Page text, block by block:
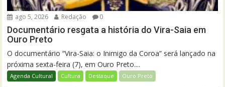
ago 5, 2026 Redação 0
Documentário resgata a história do Vira-Saia em
Ouro Preto
O documentário “Vira-Saia: o Inimigo da Coroa” será lançado na
próxima sexta-feira (7), em Ouro Preto....
Agenda Cultural Cultura Destaque Ouro Preto